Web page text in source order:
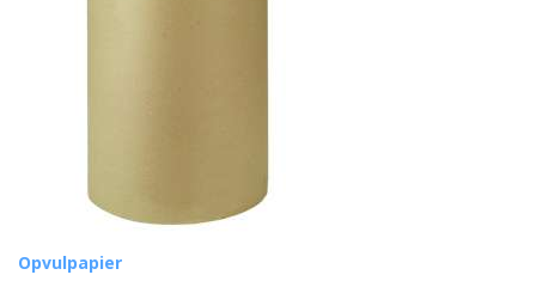
Opvulpapier